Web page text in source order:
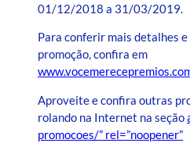
01/12/2018 a 31/03/2019.
Para conferir mais detalhes
promoção, confira em
Aproveite e confira outras
rolando na Internet na seção
promocoes/” rel=”noopener”